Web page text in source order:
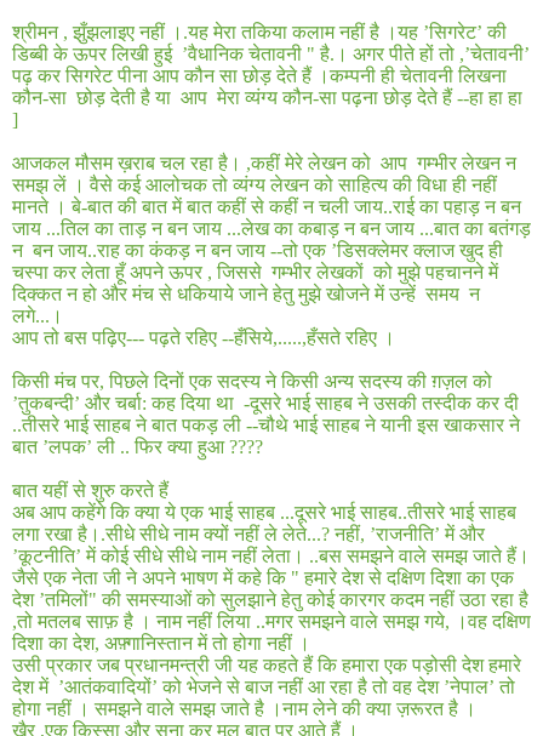
श्रीमन , झुँझलाइए नहीं । .यह मेरा तकिया कलाम नहीं है ।यह ’सिगरेट’ की
डिब्बी के ऊपर लिखी हुई ’वैधानिक चेतावनी "है. । अगर पीते हों तो ,’चेतावनी’
पढ़ कर सिगरेट पीना आप कौन सा छोड़ देते हैं ।कम्पनी ही चेतावनी लिखना
कौन-सा छोड़ देती है या आप मेरा व्यंग्य कौन-सा पढ़ना छोड़ देते हैं --हा हा हा
]
आजकल मौसम ख़राब चल रहा है। ,कहीं मेरे लेखन को आप गम्भीर लेखन न
समझ लें । वैसे कई आलोचक तो व्यंग्य लेखन को साहित्य की विधा ही नहीं
मानते । बे-बात की बात में बात कहीं से कहीं न चली जाय..राई का पहाड़ न बन
जाय ...तिल का ताड़ न बन जाय ...लेख का कबाड़ न बन जाय ...बात का बतंगड़
न बन जाय..राह का कंकड़ न बन जाय --तो एक ’डिसक्लेमर क्लाज खुद ही
चस्पा कर लेता हूँ अपने ऊपर , जिससे गम्भीर लेखकों को मुझे पहचानने में
दिक्कत न हो और मंच से धकियाये जाने हेतु मुझे खोजने में उन्हें समय न
लगे... ।
आप तो बस पढ़िए---पढ़ते रहिए --हँसिये,.....,हँसते रहिए ।
किसी मंच पर,पिछले दिनों एक सदस्य ने किसी अन्य सदस्य की ग़ज़ल को
’तुकबन्दी’ और चर्बा: कह दिया था -दूसरे भाई साहब ने उसकी तस्दीक कर दी
..तीसरे भाई साहब ने बात पकड़ ली --चौथे भाई साहब ने यानी इस खाकसार ने
बात ’लपक’ ली .. फिर क्या हुआ????
बात यहीं से शुरु करते हैं
अब आप कहेंगे कि क्या ये एक भाई साहब ...दूसरे भाई साहब..तीसरे भाई साहब
लगा रखा है। .सीधे सीधे नाम क्यों नहीं ले लेते...?नहीं, ’राजनीति’ में और
’कूटनीति’ में कोई सीधे सीधे नाम नहीं लेता। ..बस समझने वाले समझ जाते हैं।
जैसे एक नेता जी ने अपने भाषण में कहे कि "हमारे देश से दक्षिण दिशा का एक
देश ’तमिलों"की समस्याओं को सुलझाने हेतु कोई कारगर कदम नहीं उठा रहा है
,तो मतलब साफ़ है । नाम नहीं लिया ..मगर समझने वाले समझ गये,
।वह दक्षिण
दिशा का देश, अफ़्गानिस्तान में तो होगा नहीं ।
उसी प्रकार जब प्रधानमन्त्री जी यह कहते हैं कि हमारा एक पड़ोसी देश हमारे
देश में ’आतंकवादियों’ को भेजने से बाज नहीं आ रहा है तो वह देश ’नेपाल’ तो
होगा नहीं । समझने वाले समझ जाते है ।नाम लेने की क्या ज़रूरत है ।
खैर ,एक क़िस्सा और सुना कर मूल बात पर आते हैं ।